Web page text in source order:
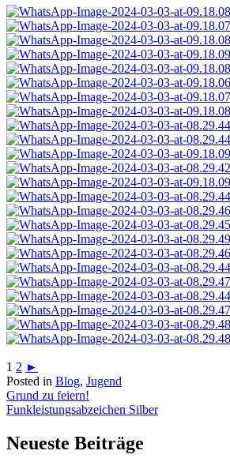
1 2 ►
Posted in Blog, Jugend
Beitragsnavigation
Grund zu feiern!
Funkleistungsabzeichen Silber
Neueste Beiträge